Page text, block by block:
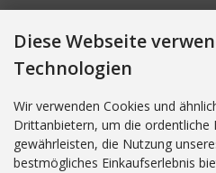
Diese Webseite
Technologien
Wir verwenden Cookies und
Drittanbietern, um die ordentliche
gewährleisten, die Nutzung
bestmögliches Einkaufserlebnis